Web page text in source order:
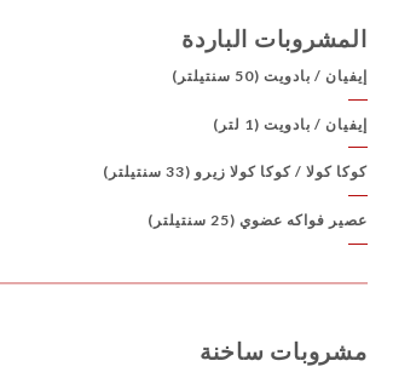
المشروبات الباردة
إيفيان / بادويت (50 سنتيلتر)
إيفيان / بادويت (1 لتر)
كوكا كولا / كوكا كولا زيرو (33 سنتيلتر)
عصير فواكه عضوي (25 سنتيلتر)
مشروبات ساخنة